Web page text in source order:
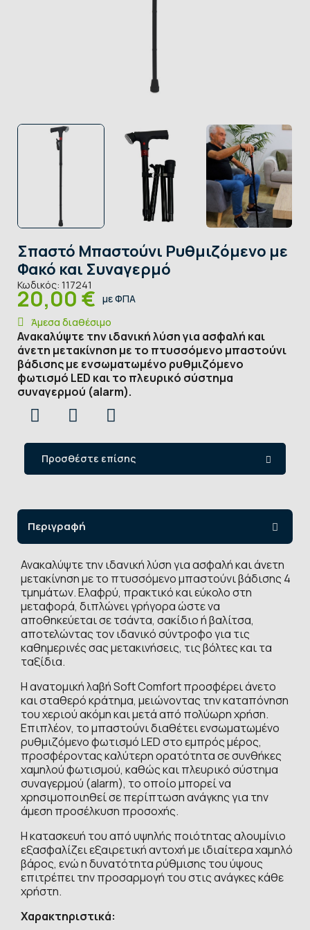
Σπαστό Μπαστούνι Ρυθμιζόμενο με
Φακό και Συναγερμό
Κωδικός: 117241
20,00 € με ΦΠΑ
Άμεσα διαθέσιμο
Ανακαλύψτε την ιδανική λύση για ασφαλή και
άνετη μετακίνηση με το πτυσσόμενο μπαστούνι
βάδισης με ενσωματωμένο ρυθμιζόμενο
φωτισμό LED και το πλευρικό σύστημα
συναγερμού (alarm).
Προσθέστε επίσης
Περιγραφή
Ανακαλύψτε την ιδανική λύση για ασφαλή και άνετη
μετακίνηση με το πτυσσόμενο μπαστούνι βάδισης 4
τμημάτων. Ελαφρύ, πρακτικό και εύκολο στη
μεταφορά, διπλώνει γρήγορα ώστε να
αποθηκεύεται σε τσάντα, σακίδιο ή βαλίτσα,
αποτελώντας τον ιδανικό σύντροφο για τις
καθημερινές σας μετακινήσεις, τις βόλτες και τα
ταξίδια.
Η ανατομική λαβή Soft Comfort προσφέρει άνετο
και σταθερό κράτημα, μειώνοντας την καταπόνηση
του χεριού ακόμη και μετά από πολύωρη χρήση.
Επιπλέον, το μπαστούνι διαθέτει ενσωματωμένο
ρυθμιζόμενο φωτισμό LED στο εμπρός μέρος,
προσφέροντας καλύτερη ορατότητα σε συνθήκες
χαμηλού φωτισμού, καθώς και πλευρικό σύστημα
συναγερμού (alarm), το οποίο μπορεί να
χρησιμοποιηθεί σε περίπτωση ανάγκης για την
άμεση προσέλκυση προσοχής.
Η κατασκευή του από υψηλής ποιότητας αλουμίνιο
εξασφαλίζει εξαιρετική αντοχή με ιδιαίτερα χαμηλό
βάρος, ενώ η δυνατότητα ρύθμισης του ύψους
επιτρέπει την προσαρμογή του στις ανάγκες κάθε
χρήστη.
Χαρακτηριστικά: